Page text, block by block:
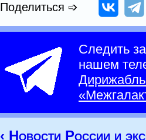
Поделиться ➩
Следить
нашем
‹ Новости России и